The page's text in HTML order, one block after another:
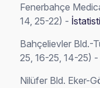
Fenerbahçe
14, 25-22) -
Bahçelievler Bld.-
25, 16-25, 14-25) -
Nilüfer Bld. Eker-